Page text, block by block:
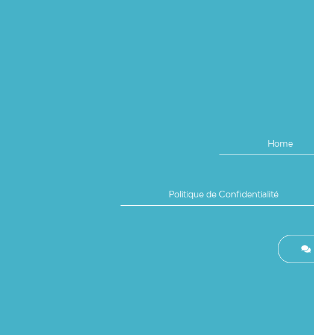
Home
Politique de Confidentialité